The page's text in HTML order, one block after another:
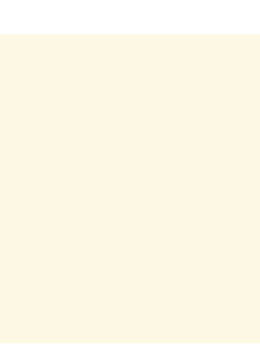
e o trabalho de